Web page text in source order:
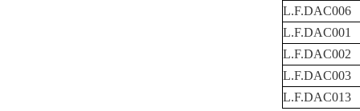
L.F.DAC006
L.F.DAC001
L.F.DAC002
L.F.DAC003
L.F.DAC013